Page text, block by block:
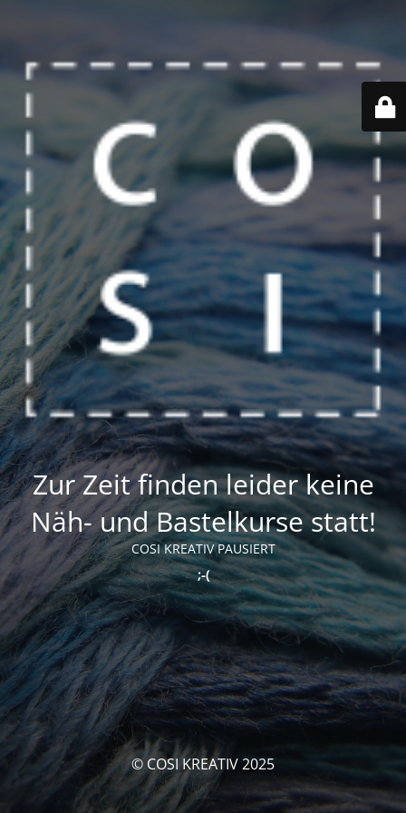
Zur Zeit finden leider keine
Näh- und Bastelkurse statt!
COSI KREATIV PAUSIERT
;-(
© COSI KREATIV 2025